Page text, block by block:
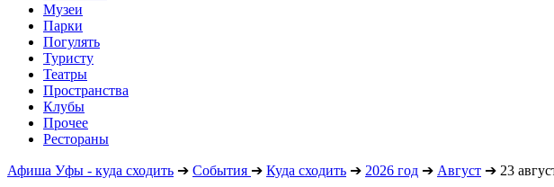
Музеи
Парки
Погулять
Туристу
Театры
Пространства
Клубы
Прочее
Рестораны
Афиша Уфы - куда сходить ➔ События ➔ Куда сходить ➔ 2026 год ➔ Август ➔ 23